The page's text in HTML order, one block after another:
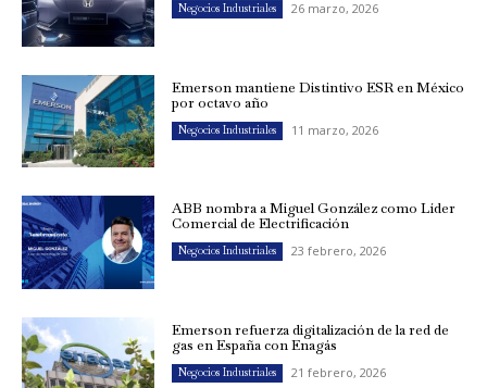
Negocios Industriales 26 marzo, 2026
Emerson mantiene Distintivo ESR en México
por octavo año
Negocios Industriales 11 marzo, 2026
ABB nombra a Miguel González como Líder
Comercial de Electrificación
Negocios Industriales 23 febrero, 2026
Emerson refuerza digitalización de la red de
gas en España con Enagás
Negocios Industriales 21 febrero, 2026